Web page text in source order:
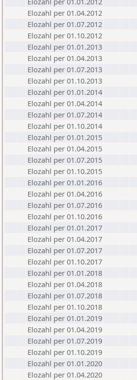
Elozahl per 01.04.2012
Elozahl per 01.07.2012
Elozahl per 01.10.2012
Elozahl per 01.01.2013
Elozahl per 01.04.2013
Elozahl per 01.07.2013
Elozahl per 01.10.2013
Elozahl per 01.01.2014
Elozahl per 01.04.2014
Elozahl per 01.07.2014
Elozahl per 01.10.2014
Elozahl per 01.01.2015
Elozahl per 01.04.2015
Elozahl per 01.07.2015
Elozahl per 01.10.2015
Elozahl per 01.01.2016
Elozahl per 01.04.2016
Elozahl per 01.07.2016
Elozahl per 01.10.2016
Elozahl per 01.01.2017
Elozahl per 01.04.2017
Elozahl per 01.07.2017
Elozahl per 01.10.2017
Elozahl per 01.01.2018
Elozahl per 01.04.2018
Elozahl per 01.07.2018
Elozahl per 01.10.2018
Elozahl per 01.01.2019
Elozahl per 01.04.2019
Elozahl per 01.07.2019
Elozahl per 01.10.2019
Elozahl per 01.01.2020
Elozahl per 01.04.2020